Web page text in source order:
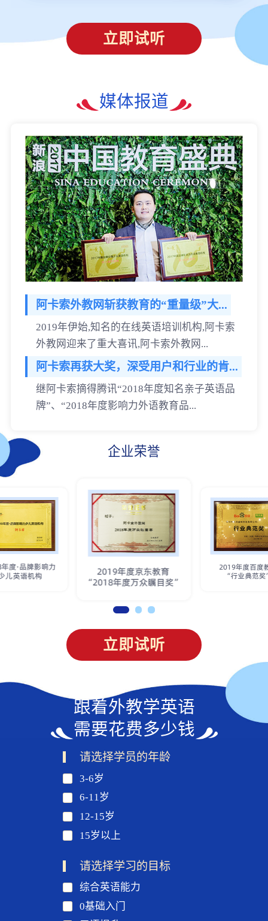
立即试听
媒体报道
阿卡索外教网斩获教育的“重量级”大...
2019年伊始,知名的在线英语培训机构,阿卡索
外教网迎来了重大喜讯,阿卡索外教网...
阿卡索再获大奖，深受用户和行业的肯...
继阿卡索摘得腾讯“2018年度知名亲子英语品
牌”、“2018年度影响力外语教育品...
企业荣誉
立即试听
跟着外教学英语
需要花费多少钱
请选择学员的年龄
3-6岁
6-11岁
12-15岁
15岁以上
请选择学习的目标
综合英语能力
0基础入门